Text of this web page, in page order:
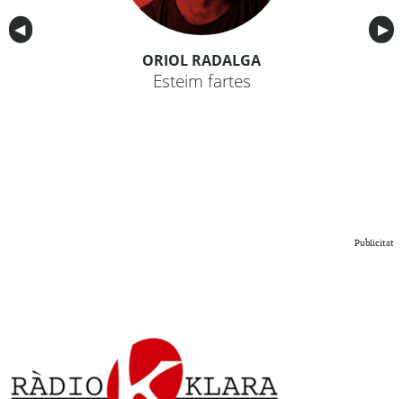
Anterior
◀︎ ▶︎
ORIOL RADALGA
Esteim fartes
Publicitat